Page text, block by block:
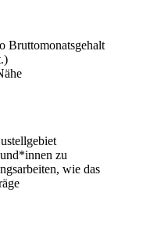
Bruttomonatsgehalt
zu
wie das